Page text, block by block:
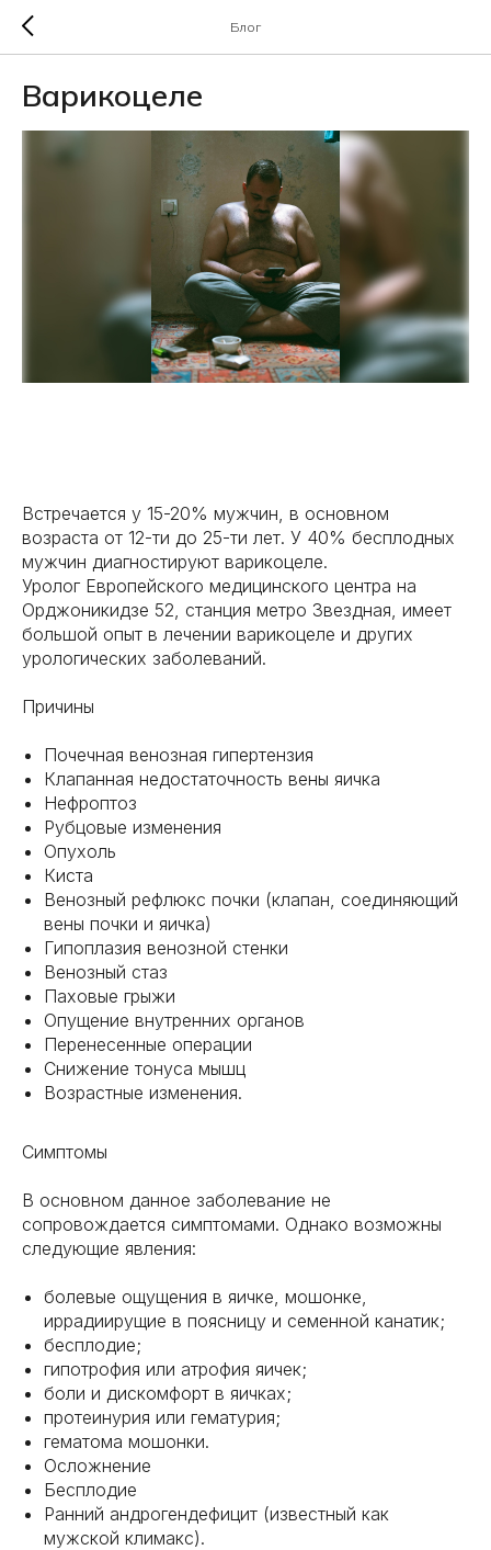
Блог
Варикоцеле
Встречается у 15-20% мужчин, в основном
возраста от 12-ти до 25-ти лет. У 40% бесплодных
мужчин диагностируют варикоцеле.
Уролог Европейского медицинского центра на
Орджоникидзе 52, станция метро Звездная, имеет
большой опыт в лечении варикоцеле и других
урологических заболеваний.
Причины
Почечная венозная гипертензия
Клапанная недостаточность вены яичка
Нефроптоз
Рубцовые изменения
Опухоль
Киста
Венозный рефлюкс почки (клапан, соединяющий
вены почки и яичка)
Гипоплазия венозной стенки
Венозный стаз
Паховые грыжи
Опущение внутренних органов
Перенесенные операции
Снижение тонуса мышц
Возрастные изменения.
Симптомы
В основном данное заболевание не
сопровождается симптомами. Однако возможны
следующие явления:
болевые ощущения в яичке, мошонке,
иррадиирущие в поясницу и семенной канатик;
бесплодие;
гипотрофия или атрофия яичек;
боли и дискомфорт в яичках;
протеинурия или гематурия;
гематома мошонки.
Осложнение
Бесплодие
Ранний андрогендефицит (известный как
мужской климакс).